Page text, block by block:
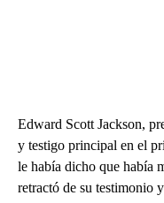
Edward Scott Jackson,
y testigo principal en el
le había dicho que había
retractó de su testimonio